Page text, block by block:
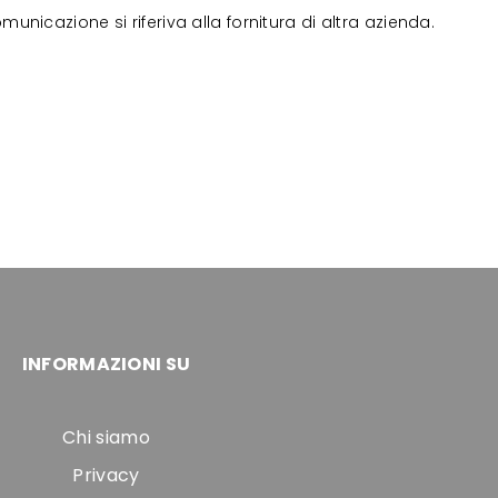
si riferiva alla fornitura di altra azienda.
INFORMAZIONI SU
Chi siamo
Privacy